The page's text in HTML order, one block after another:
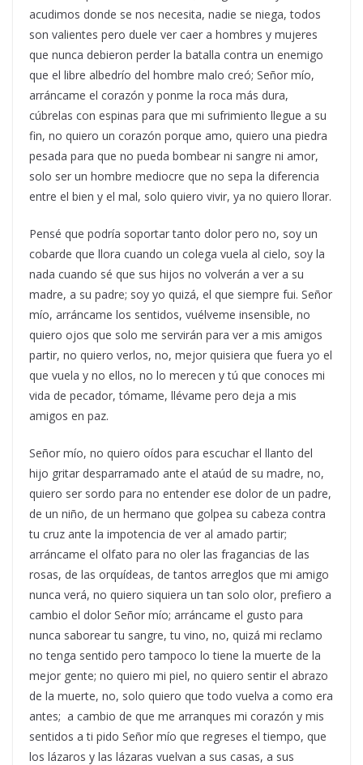
acudimos donde se nos necesita, nadie se niega, todos
son valientes pero duele ver caer a hombres y mujeres
que nunca debieron perder la batalla contra un enemigo
que el libre albedrío del hombre malo creó; Señor mío,
arráncame el corazón y ponme la roca más dura,
cúbrelas con espinas para que mi sufrimiento llegue a su
fin, no quiero un corazón porque amo, quiero una piedra
pesada para que no pueda bombear ni sangre ni amor,
solo ser un hombre mediocre que no sepa la diferencia
entre el bien y el mal, solo quiero vivir, ya no quiero llorar.
Pensé que podría soportar tanto dolor pero no, soy un
cobarde que llora cuando un colega vuela al cielo, soy la
nada cuando sé que sus hijos no volverán a ver a su
madre, a su padre; soy yo quizá, el que siempre fui. Señor
mío, arráncame los sentidos, vuélveme insensible, no
quiero ojos que solo me servirán para ver a mis amigos
partir, no quiero verlos, no, mejor quisiera que fuera yo el
que vuela y no ellos, no lo merecen y tú que conoces mi
vida de pecador, tómame, llévame pero deja a mis
amigos en paz.
Señor mío, no quiero oídos para escuchar el llanto del
hijo gritar desparramado ante el ataúd de su madre, no,
quiero ser sordo para no entender ese dolor de un padre,
de un niño, de un hermano que golpea su cabeza contra
tu cruz ante la impotencia de ver al amado partir;
arráncame el olfato para no oler las fragancias de las
rosas, de las orquídeas, de tantos arreglos que mi amigo
nunca verá, no quiero siquiera un tan solo olor, prefiero a
cambio el dolor Señor mío; arráncame el gusto para
nunca saborear tu sangre, tu vino, no, quizá mi reclamo
no tenga sentido pero tampoco lo tiene la muerte de la
mejor gente; no quiero mi piel, no quiero sentir el abrazo
de la muerte, no, solo quiero que todo vuelva a como era
antes; a cambio de que me arranques mi corazón y mis
sentidos a ti pido Señor mío que regreses el tiempo, que
los lázaros y las lázaras vuelvan a sus casas, a sus